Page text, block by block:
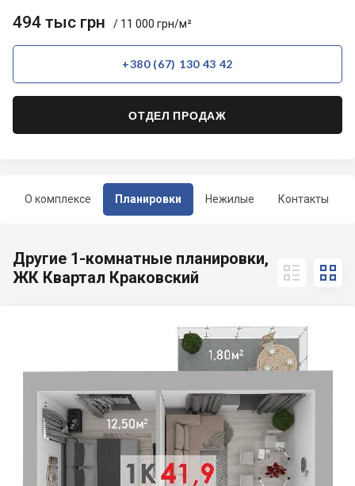
О комплексе Планировки Нежилые Контакты
494 тыс грн / 11 000 грн/м²
+380 (67) 130 43 42
ОТДЕЛ ПРОДАЖ
Другие 1-комнатные планировки,
ЖК Квартал Краковский
 